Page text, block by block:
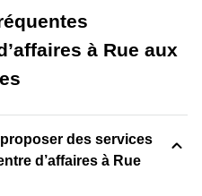
à Rue aux
des services
d’affaires à Rue